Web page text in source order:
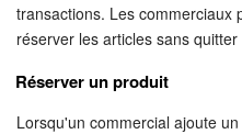
transactions. Les commerciaux
réserver les articles sans quitter
Réserver un produit
Lorsqu'un commercial ajoute